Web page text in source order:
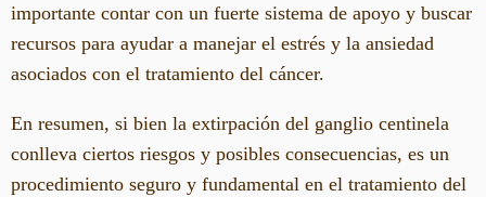
importante contar con un fuerte sistema de apoyo y buscar
recursos para ayudar a manejar el estrés y la ansiedad
asociados con el tratamiento del cáncer.
En resumen, si bien la extirpación del ganglio centinela
conlleva ciertos riesgos y posibles consecuencias, es un
procedimiento seguro y fundamental en el tratamiento del